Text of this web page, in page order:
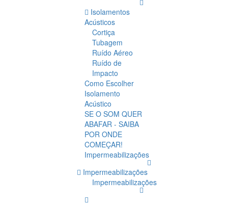
Isolamentos
Acústicos
Cortiça
Tubagem
Ruído Aéreo
Ruído de
Impacto
Como Escolher
Isolamento
Acústico
SE O SOM QUER
ABAFAR - SAIBA
POR ONDE
COMEÇAR!
Impermeabilizações
Impermeabilizações
Impermeabilizações